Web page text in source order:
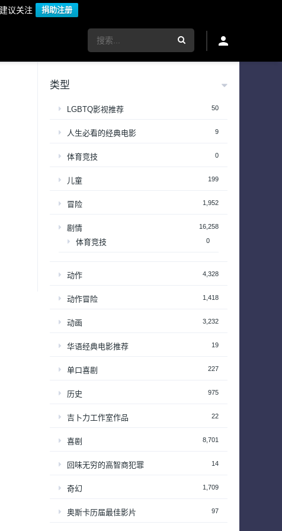
议关注 捐助注册
类型
LGBTQ影视推荐 50
人生必看的经典电影 9
体育竞技 0
儿童 199
冒险 1,952
剧情 16,258
体育竞技 0
动作 4,328
动作冒险 1,418
动画 3,232
华语经典电影推荐 19
单口喜剧 227
历史 975
吉卜力工作室作品 22
喜剧 8,701
回味无穷的高智商犯罪 14
奇幻 1,709
奥斯卡历届最佳影片 97